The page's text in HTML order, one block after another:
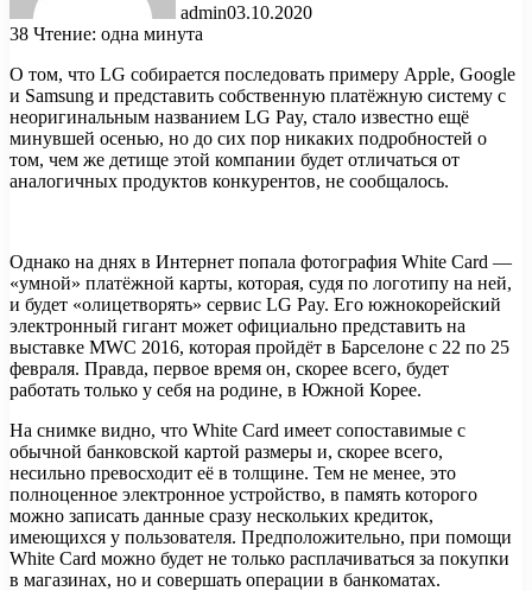
admin03.10.2020
38 Чтение: одна минута
О том, что LG собирается последовать примеру Apple, Google
и Samsung и представить собственную платёжную систему с
неоригинальным названием LG Pay, стало известно ещё
минувшей осенью, но до сих пор никаких подробностей о
том, чем же детище этой компании будет отличаться от
аналогичных продуктов конкурентов, не сообщалось.
Однако на днях в Интернет попала фотография White Card —
«умной» платёжной карты, которая, судя по логотипу на ней,
и будет «олицетворять» сервис LG Pay. Его южнокорейский
электронный гигант может официально представить на
выставке MWC 2016, которая пройдёт в Барселоне с 22 по 25
февраля. Правда, первое время он, скорее всего, будет
работать только у себя на родине, в Южной Корее.
На снимке видно, что White Card имеет сопоставимые с
обычной банковской картой размеры и, скорее всего,
несильно превосходит её в толщине. Тем не менее, это
полноценное электронное устройство, в память которого
можно записать данные сразу нескольких кредиток,
имеющихся у пользователя. Предположительно, при помощи
White Card можно будет не только расплачиваться за покупки
в магазинах, но и совершать операции в банкоматах.